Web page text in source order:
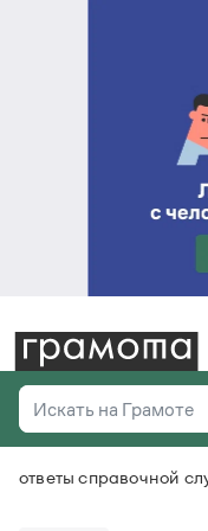
Искать на Грамоте
Справочная
Везде
ответы справочной